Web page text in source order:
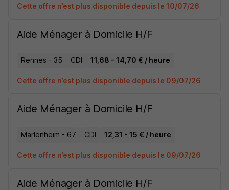
Cette offre n’est plus disponible depuis le 10/07/26
Aide Ménager à Domicile H/F
Rennes - 35 CDI 11,68 - 14,70 € / heure
Cette offre n’est plus disponible depuis le 09/07/26
Aide Ménager à Domicile H/F
Marlenheim - 67 CDI 12,31 - 15 € / heure
Cette offre n’est plus disponible depuis le 09/07/26
Aide Ménager à Domicile H/F